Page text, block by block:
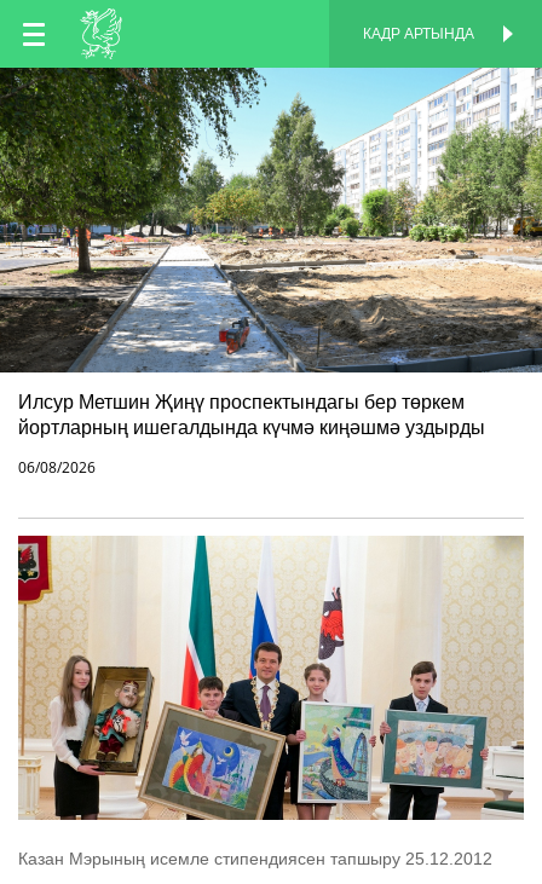
TT
EN
RU
КАДР АРТЫНДА
Илсур Метшин Җиңү проспектындагы бер төркем
йортларның ишегалдында күчмә киңәшмә уздырды
06/08/2026
Казан Мэрының исемле стипендиясен тапшыру 25.12.2012
КАДР АРТЫНДА